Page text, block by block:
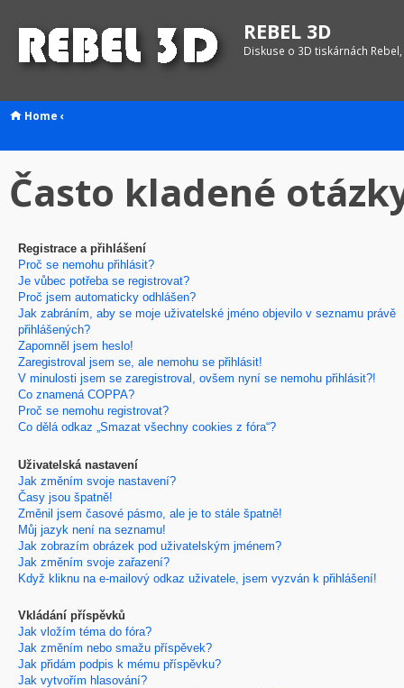
REBEL 3D
Diskuse o 3D tiskárnách
Home ‹
Často kladené
Registrace a přihlášení
Proč se nemohu přihlásit?
Je vůbec potřeba se registrovat?
Proč jsem automaticky odhlášen?
Jak zabráním, aby se moje uživatelské jméno objevilo v seznamu právě
přihlášených?
Zapomněl jsem heslo!
Zaregistroval jsem se, ale nemohu se přihlásit!
V minulosti jsem se zaregistroval, ovšem nyní se nemohu přihlásit?!
Co znamená COPPA?
Proč se nemohu registrovat?
Co dělá odkaz „Smazat všechny cookies z fóra“?
Uživatelská nastavení
Jak změním svoje nastavení?
Časy jsou špatně!
Změnil jsem časové pásmo, ale je to stále špatně!
Můj jazyk není na seznamu!
Jak zobrazím obrázek pod uživatelským jménem?
Jak změním svoje zařazení?
Když kliknu na e-mailový odkaz uživatele, jsem vyzván k přihlášení!
Vkládání příspěvků
Jak vložím téma do fóra?
Jak změním nebo smažu příspěvek?
Jak přidám podpis k mému příspěvku?
Jak vytvořím hlasování?